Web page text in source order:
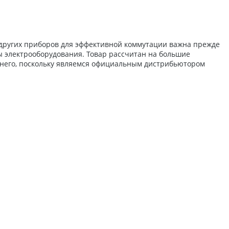
приборов для эффективной коммутации важна прежде
Товар рассчитан на большие
поскольку являемся официальным дистрибьютором